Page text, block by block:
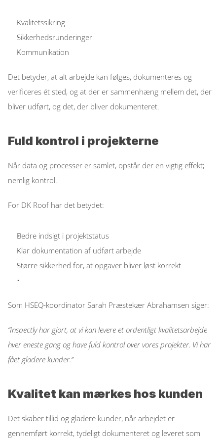
Kvalitetssikring
Sikkerhedsrunderinger
Kommunikation
Det betyder, at alt arbejde kan følges, dokumenteres og
verificeres ét sted, og at der er sammenhæng mellem det, der
bliver udført, og det, der bliver dokumenteret.
Fuld kontrol i projekterne
Når data og processer er samlet, opstår der en vigtig effekt;
nemlig kontrol.
For DK Roof har det betydet:
Bedre indsigt i projektstatus
Klar dokumentation af udført arbejde
Større sikkerhed for, at opgaver bliver løst korrekt
Som HSEQ-koordinator Sarah Præstekær Abrahamsen siger:
“Inspectly har gjort, at vi kan levere et ordentligt kvalitetsarbejde
hver eneste gang og have fuld kontrol over vores projekter. Vi har
fået gladere kunder.”
Kvalitet kan mærkes hos kunden
Det skaber tillid og gladere kunder, når arbejdet er
gennemført korrekt, tydeligt dokumenteret og leveret som